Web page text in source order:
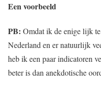
Een voorbeeld
PB: Omdat ik de enige lijk
Nederland en er natuurlijk
heb ik een paar indicatoren
beter is dan anekdotische